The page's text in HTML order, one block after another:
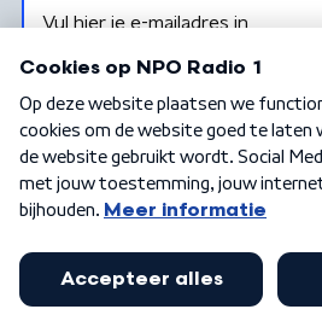
Algemene voorwaarden